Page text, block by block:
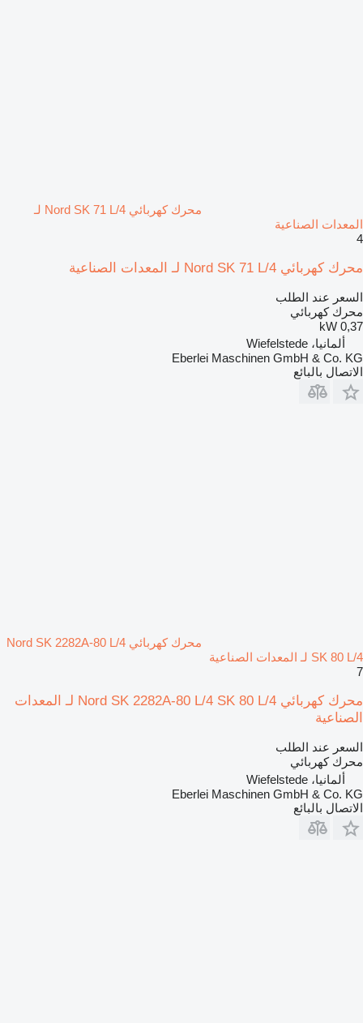
محرك كهربائي Nord SK 71 L/4 لـ
المعدات الصناعية
4
محرك كهربائي Nord SK 71 L/4 لـ المعدات الصناعية
السعر عند الطلب
محرك كهربائي
0,37 kW
ألمانيا، Wiefelstede
Eberlei Maschinen GmbH & Co. KG
الاتصال بالبائع
محرك كهربائي Nord SK 2282A-80 L/4
SK 80 L/4 لـ المعدات الصناعية
7
محرك كهربائي Nord SK 2282A-80 L/4 SK 80 L/4 لـ المعدات
الصناعية
السعر عند الطلب
محرك كهربائي
ألمانيا، Wiefelstede
Eberlei Maschinen GmbH & Co. KG
الاتصال بالبائع